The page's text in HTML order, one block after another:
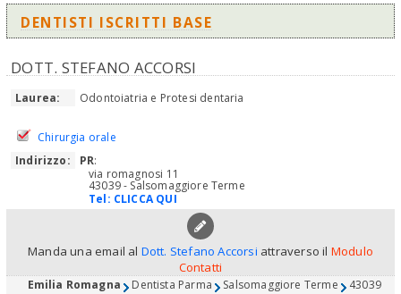
DENTISTI ISCRITTI BASE
DOTT. STEFANO ACCORSI
Laurea: Odontoiatria e Protesi dentaria
Chirurgia orale
Indirizzo:
PR:
via romagnosi 11
43039 - Salsomaggiore Terme
Tel: CLICCA QUI
Manda una email al Dott. Stefano Accorsi attraverso il Modulo
Contatti
Emilia Romagna Dentista Parma Salsomaggiore Terme 43039